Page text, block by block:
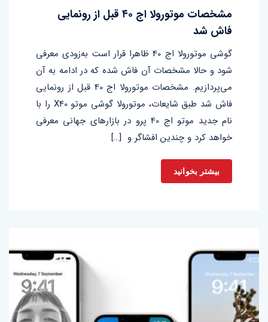
مشخصات موتورولا اج ۴۰ قبل از رونمایی
فاش شد
گوشی موتورولا اج 40 ظاهرا قرار است به‌زودی معرفی
شود و حالا مشخصات آن فاش شده که در ادامه به آن
می‌پردازیم. مشخصات موتورولا اج 40 قبل از رونمایی
فاش شد طبق شایعات، موتورولا گوشی موتو X40 را با
نام جدید موتو اج 40 پرو در بازارهای جهانی معرفی
خواهد کرد و چندین افشاگر و […]
بیشتر بخوانید